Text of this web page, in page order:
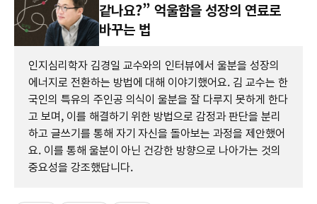
같나요?” 억울함을 성장의 연료로
바꾸는 법
인지심리학자 김경일 교수와의 인터뷰에서 울분을 성장의
에너지로 전환하는 방법에 대해 이야기했어요. 김 교수는 한
국인의 특유의 주인공 의식이 울분을 잘 다루지 못하게 한다
고 보며, 이를 해결하기 위한 방법으로 감정과 판단을 분리
하고 글쓰기를 통해 자기 자신을 돌아보는 과정을 제안했어
요. 이를 통해 울분이 아닌 건강한 방향으로 나아가는 것의
중요성을 강조했답니다.